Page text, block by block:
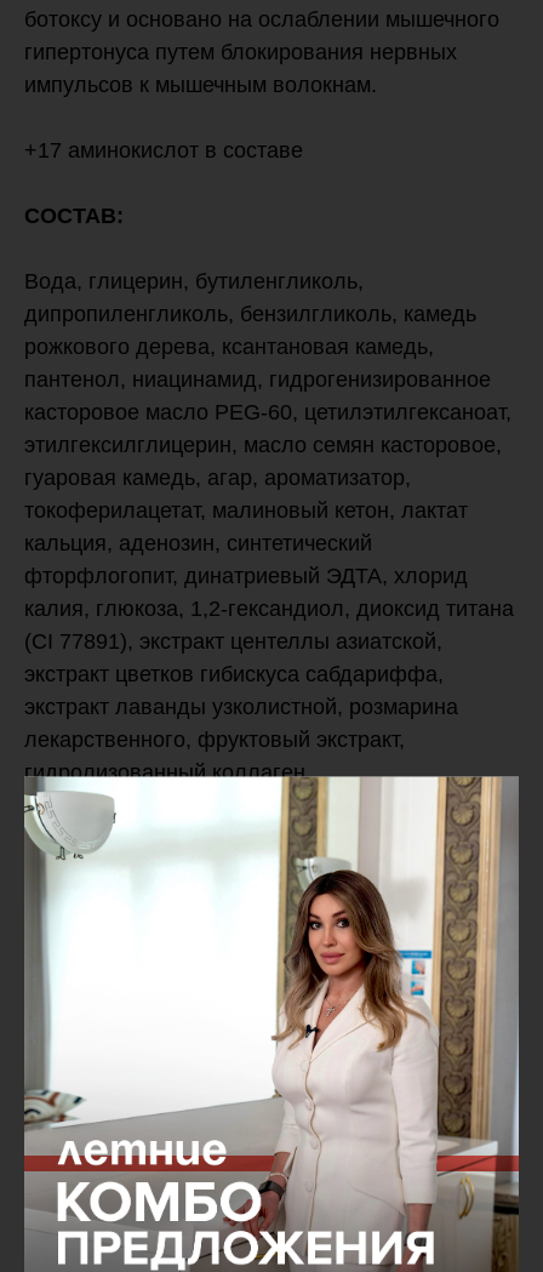
ботоксу и основано на ослаблении мышечного
гипертонуса путем блокирования нервных
импульсов к мышечным волокнам.
+17 аминокислот в составе
СОСТАВ:
Вода, глицерин, бутиленгликоль,
дипропиленгликоль, бензилгликоль, камедь
рожкового дерева, ксантановая камедь,
пантенол, ниацинамид, гидрогенизированное
касторовое масло PEG-60, цетилэтилгексаноат,
этилгексилглицерин, масло семян касторовое,
гуаровая камедь, агар, ароматизатор,
токоферилацетат, малиновый кетон, лактат
кальция, аденозин, синтетический
фторфлогопит, динатриевый ЭДТА, хлорид
калия, глюкоза, 1,2-гександиол, диоксид титана
(CI 77891), экстракт центеллы азиатской,
экстракт цветков гибискуса сабдариффа,
экстракт лаванды узколистной, розмарина
лекарственного, фруктовый экстракт,
гидролизованный коллаген,
гидрогенизированный лецитин, экстракт
маточного молочка, экстракт прополиса,
гиалуронат натрия, полиглицерил-10 олеат,
красный оксид железа (CI 77491), оксид олова,
глицин, лейцин, метионин, валин, серин,
цистеин, аспарагиновая кислота, изолейцин,
аланин, аргинин, тирозин, треонин,
фенилаланин, пролин, гистидин, глутаминовая
кислота, лизин, масло косточек аргании
спинозы, золото, аскорбилфосфат натрия,
трипептид меди-1, трипептид-1, пальмитоил
трипептид- 1, диметилсульфон,
ацетилгексапептид-8, пальмитоил
пентапептид-4, пальмитоил тетрапептид-7,
гексапептид-9